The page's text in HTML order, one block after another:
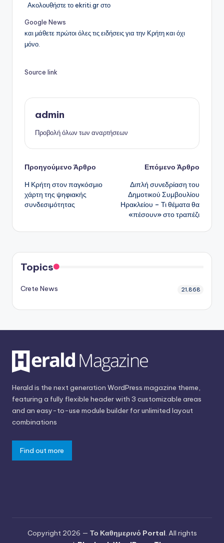
Ακολουθήστε το ekriti.gr στο
Google News
και μάθετε πρώτοι όλες τις ειδήσεις για την Κρήτη και όχι
μόνο.
Source link
admin
Προβολή όλων των αναρτήσεων
Πλοήγηση
δημοσιεύσεων
Προηγούμενο Άρθρο
Η Κρήτη στον παγκόσμιο
χάρτη της ψηφιακής
συνδεσιμότητας
Επόμενο Άρθρο
Διπλή συνεδρίαση του
Δημοτικού Συμβουλίου
Ηρακλείου – Τι θέματα θα
«πέσουν» στο τραπέζι
Topics
Crete News 21,868
Herald is the next generation WordPress magazine theme,
featuring a fully flexible header with 3 customizable areas
and an easy-to-use module builder for unlimited layout
combinations
Find out more
Copyright 2026 — Το Καθημερινό Portal. All rights